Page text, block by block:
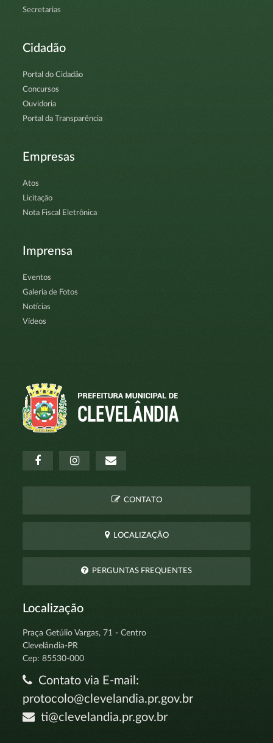
Secretarias
Cidadão
Portal do Cidadão
Concursos
Ouvidoria
Portal da Transparência
Empresas
Atos
Licitação
Nota Fiscal Eletrônica
Imprensa
Eventos
Galeria de Fotos
Notícias
Vídeos
CONTATO
LOCALIZAÇÃO
PERGUNTAS FREQUENTES
Localização
Praça Getúlio Vargas, 71 - Centro
Clevelândia-PR
Cep: 85530-000
Contato via E-mail:
protocolo@clevelandia.pr.gov.br
ti@clevelandia.pr.gov.br